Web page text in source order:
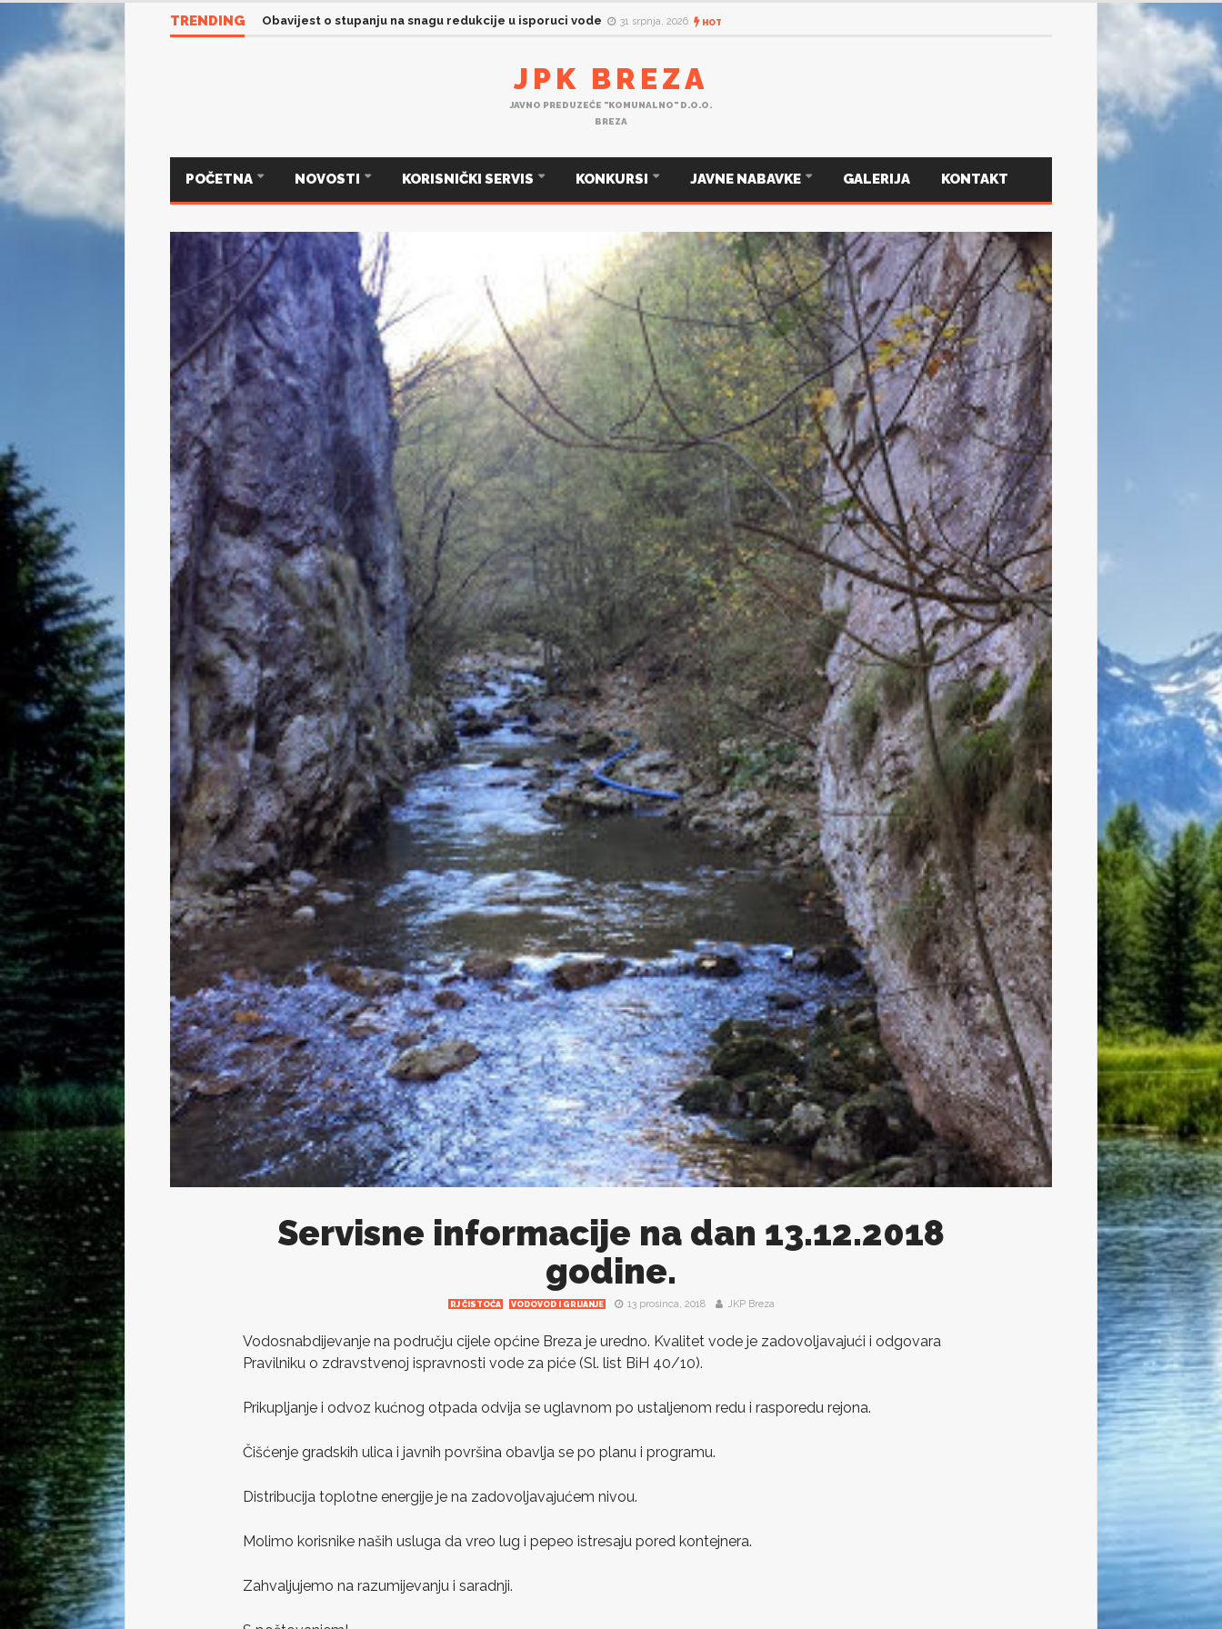
TRENDING Servisne informacije iz JP „Komunalno„ d.o.o. Breza na dan: četvrtak, 30.07.2026. godine.
JPK BREZA
JAVNO PREDUZEĆE "KOMUNALNO" D.O.O.
BREZA
POČETNA NOVOSTI KORISNIČKI SERVIS KONKURSI JAVNE NABAVKE GALERIJA KONTAKT
Servisne informacije na dan 13.12.2018
godine.
RJ ČISTOĆA VODOVOD I GRIJANJE 13 prosinca, 2018 JKP Breza
Vodosnabdijevanje na području cijele općine Breza je uredno. Kvalitet vode je zadovoljavajući i odgovara
Pravilniku o zdravstvenoj ispravnosti vode za piće (Sl. list BiH 40/10).
Prikupljanje i odvoz kućnog otpada odvija se uglavnom po ustaljenom redu i rasporedu rejona.
Čišćenje gradskih ulica i javnih površina obavlja se po planu i programu.
Distribucija toplotne energije je na zadovoljavajućem nivou.
Molimo korisnike naših usluga da vreo lug i pepeo istresaju pored kontejnera.
Zahvaljujemo na razumijevanju i saradnji.